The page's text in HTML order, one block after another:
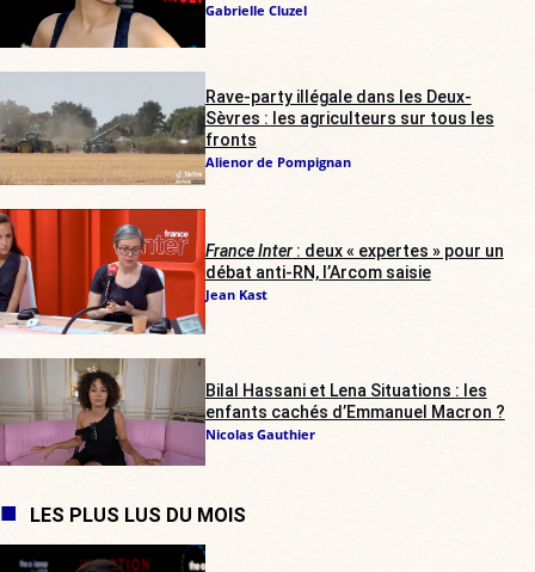
Gabrielle Cluzel
Rave-party illégale dans les Deux-
Sèvres : les agriculteurs sur tous les
fronts
Alienor de Pompignan
France Inter: deux « expertes » pour un
débat anti-RN, l’Arcom saisie
Jean Kast
Bilal Hassani et Lena Situations : les
enfants cachés d’Emmanuel Macron ?
Nicolas Gauthier
LES PLUS LUS DU MOIS